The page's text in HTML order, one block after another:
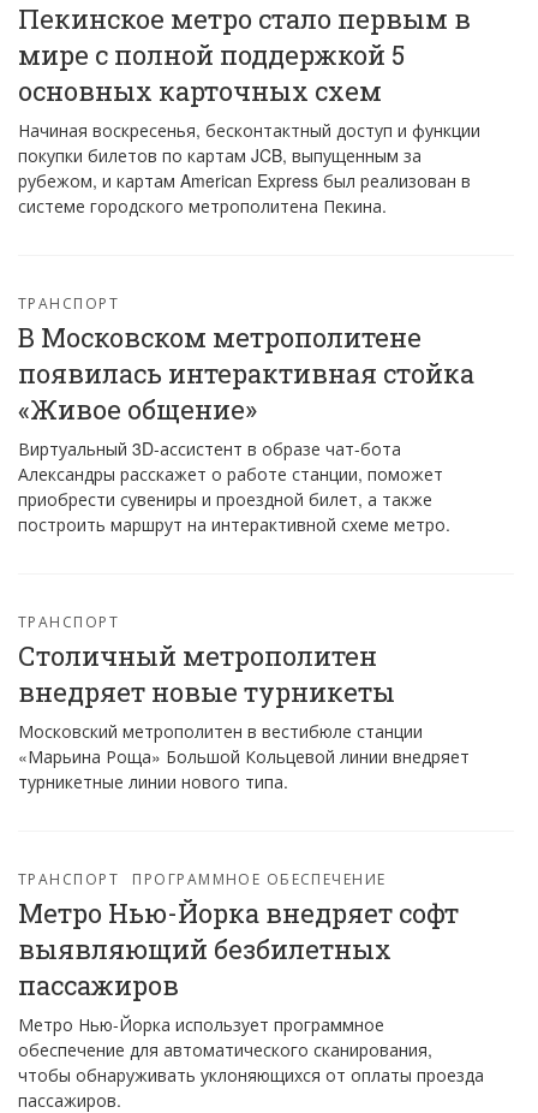
Пекинское метро стало первым в
мире с полной поддержкой 5
основных карточных схем
Начиная воскресенья, бесконтактный доступ и функции
покупки билетов по картам JCB, выпущенным за
рубежом, и картам American Express был реализован в
системе городского метрополитена Пекина.
ТРАНСПОРТ
В Московском метрополитене
появилась интерактивная стойка
«Живое общение»
Виртуальный 3D-ассистент в образе чат-бота
Александры расскажет о работе станции, поможет
приобрести сувениры и проездной билет, а также
построить маршрут на интерактивной схеме метро.
ТРАНСПОРТ
Столичный метрополитен
внедряет новые турникеты
Московский метрополитен в вестибюле станции
«Марьина Роща» Большой Кольцевой линии внедряет
турникетные линии нового типа.
ТРАНСПОРТ ПРОГРАММНОЕ ОБЕСПЕЧЕНИЕ
Метро Нью-Йорка внедряет софт
выявляющий безбилетных
пассажиров
Метро Нью-Йорка использует программное
обеспечение для автоматического сканирования,
чтобы обнаруживать уклоняющихся от оплаты проезда
пассажиров.